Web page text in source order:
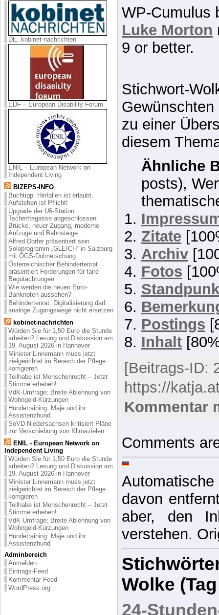
DE: kobinet-nachrichten
EDF – European Disability Forum
ENIL – European Network on
Independent Living
BIZEPS-INFO
Buchtipp: Hinfallen ist erlaubt.
Aufstehen ist Pflicht!
Upgrade der U6-Station
Tscherttegasse abgeschlossen:
Brücke, neuer Zugang, moderne
Aufzüge und Bahnsteige
Alfred Dorfer präsentiert sein
Soloprogramm „GLEICH“ in Salzburg
mit ÖGS-Dolmetschung
Österreichischer Behindertenrat
präsentiert Forderungen für faire
Begutachtungen
Wie werden die neuen Euro-
Banknoten aussehen?
Behindertenrat: Digitalisierung darf
analoge Zugangswege nicht ersetzen
kobinet-nachrichten
Würden Sie für 1,50 Euro die Stunde
arbeiten? Lesung und Diskussion am
19. August 2026 in Hannover
Minister Linnemann muss jetzt
zielgerichtet im Bereich der Pflege
korrigieren
Teilhabe ist Menschenrecht – Jetzt
Stimme erheben!
VdK-Umfrage: Breite Ablehnung von
Wohngeld-Kürzungen
Hundetraining: Maje und ihr
Assistenzhund
SoVD Niedersachsen kritisiert Pläne
zur Verschiebung von Klimazielen
ENIL - European Network on
Independent Living
Würden Sie für 1,50 Euro die Stunde
arbeiten? Lesung und Diskussion am
19. August 2026 in Hannover
Minister Linnemann muss jetzt
zielgerichtet im Bereich der Pflege
korrigieren
Teilhabe ist Menschenrecht – Jetzt
Stimme erheben!
VdK-Umfrage: Breite Ablehnung von
Wohngeld-Kürzungen
Hundetraining: Maje und ihr
Assistenzhund
Adminbereich
Anmelden
Eintrags-Feed
Kommentar-Feed
WordPress.org
WP-Cumulus
Luke Morton
9 or better.
Stichwort-
zu einer
diesem
Ähnliche
posts),
Zitate
Archiv
Fotos
Postings
Inhalt
[Beitrags-ID:
https://
Kommentar
Comments
davon
aber, den
verstehen.
Wolke
24-